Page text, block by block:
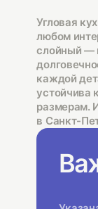
Угловая
любом
слойный —
каждой
устойчива
размерам.
в Санкт-